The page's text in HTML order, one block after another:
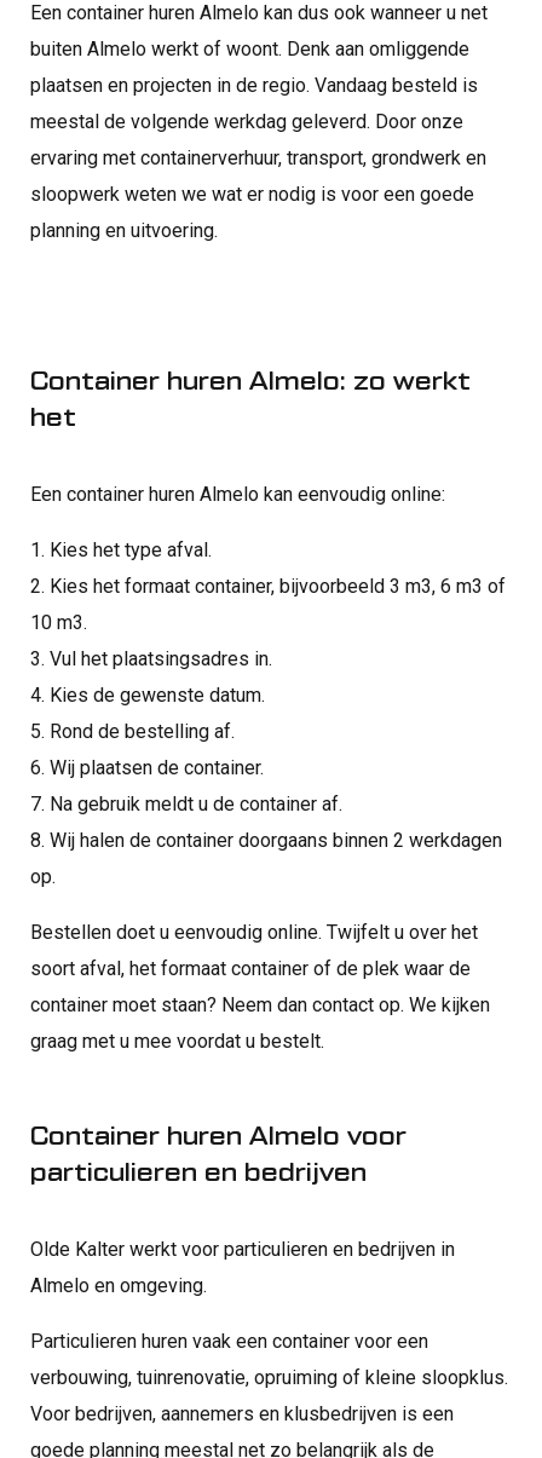
Een container huren Almelo kan dus ook wanneer u net
buiten Almelo werkt of woont. Denk aan omliggende
plaatsen en projecten in de regio. Vandaag besteld is
meestal de volgende werkdag geleverd. Door onze
ervaring met containerverhuur, transport, grondwerk en
sloopwerk weten we wat er nodig is voor een goede
planning en uitvoering.
Container huren Almelo: zo werkt
het
Een container huren Almelo kan eenvoudig online:
1. Kies het type afval.
2. Kies het formaat container, bijvoorbeeld 3 m3, 6 m3 of
10 m3.
3. Vul het plaatsingsadres in.
4. Kies de gewenste datum.
5. Rond de bestelling af.
6. Wij plaatsen de container.
7. Na gebruik meldt u de container af.
8. Wij halen de container doorgaans binnen 2 werkdagen
op.
Bestellen doet u eenvoudig online. Twijfelt u over het
soort afval, het formaat container of de plek waar de
container moet staan? Neem dan contact op. We kijken
graag met u mee voordat u bestelt.
Container huren Almelo voor
particulieren en bedrijven
Olde Kalter werkt voor particulieren en bedrijven in
Almelo en omgeving.
Particulieren huren vaak een container voor een
verbouwing, tuinrenovatie, opruiming of kleine sloopklus.
Voor bedrijven, aannemers en klusbedrijven is een
goede planning meestal net zo belangrijk als de